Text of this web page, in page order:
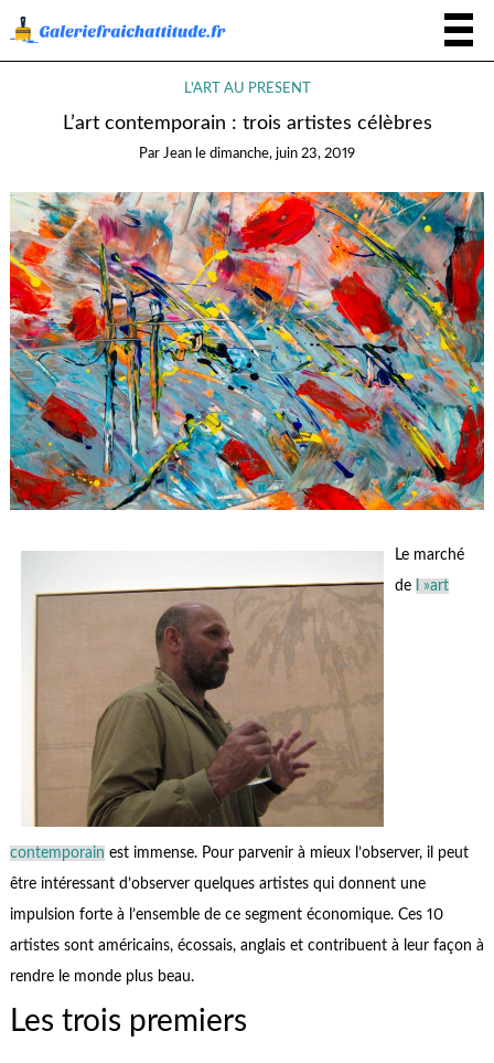
L'ART AU PRÉSENT
L’art contemporain : trois artistes célèbres
Par Jean le dimanche, juin 23, 2019
Le marché
de
l »art
contemporain est immense. Pour parvenir à mieux l’observer, il peut
être intéressant d’observer quelques artistes qui donnent une
impulsion forte à l’ensemble de ce segment économique. Ces 10
artistes sont américains, écossais, anglais et contribuent à leur façon à
rendre le monde plus beau.
Les trois premiers